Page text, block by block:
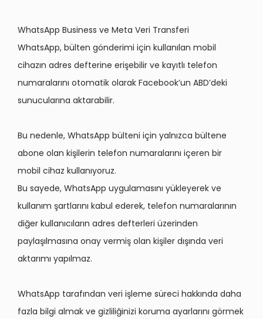
WhatsApp Business ve Meta Veri Transferi
WhatsApp, bülten gönderimi için kullanılan mobil
cihazın adres defterine erişebilir ve kayıtlı telefon
numaralarını otomatik olarak Facebook’un ABD’deki
sunucularına aktarabilir.
Bu nedenle, WhatsApp bülteni için yalnızca bültene
abone olan kişilerin telefon numaralarını içeren bir
mobil cihaz kullanıyoruz.
Bu sayede, WhatsApp uygulamasını yükleyerek ve
kullanım şartlarını kabul ederek, telefon numaralarının
diğer kullanıcıların adres defterleri üzerinden
paylaşılmasına onay vermiş olan kişiler dışında veri
aktarımı yapılmaz.
WhatsApp tarafından veri işleme süreci hakkında daha
fazla bilgi almak ve gizliliğinizi koruma ayarlarını görmek